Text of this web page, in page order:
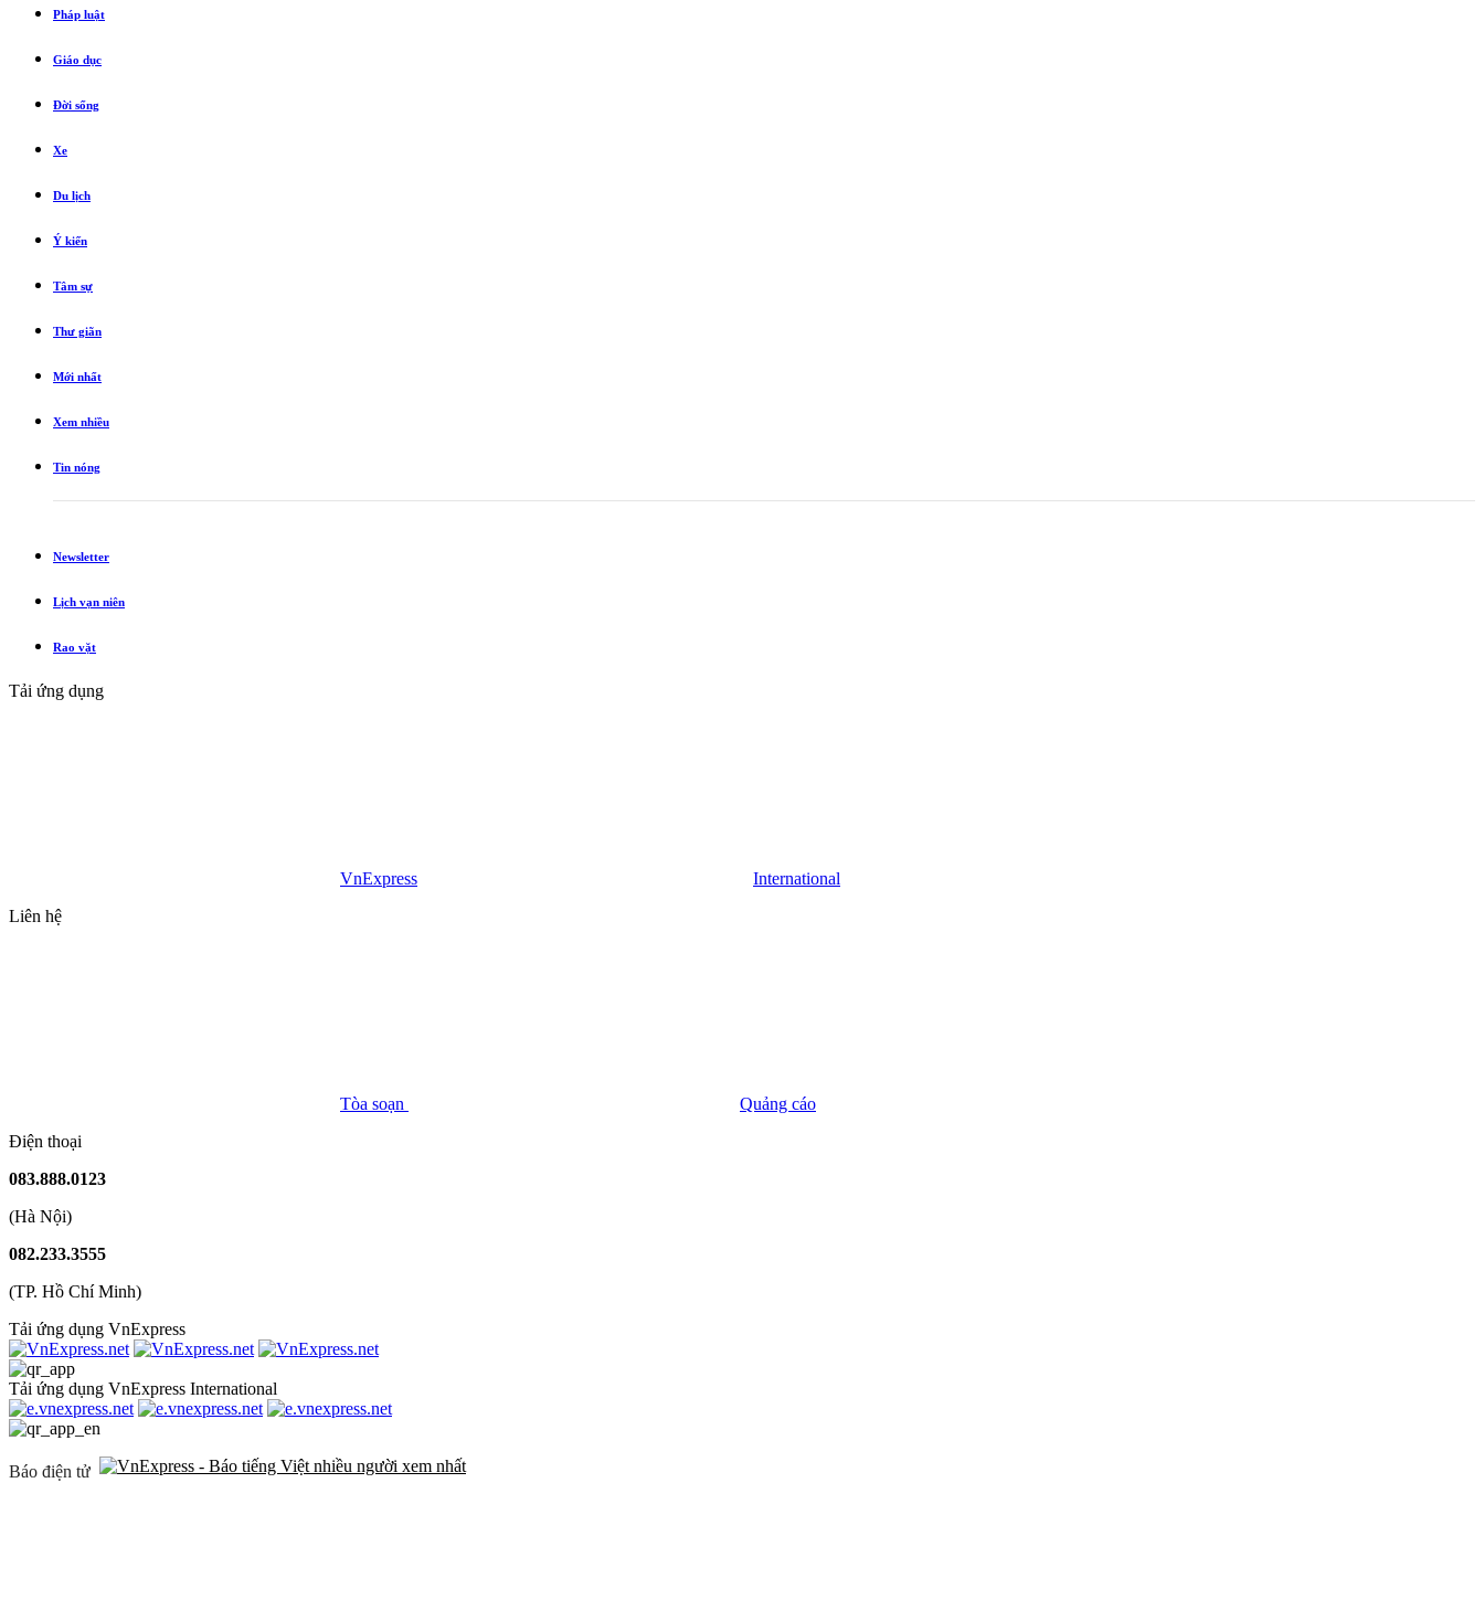
Pháp luật
Giáo dục
Đời sống
Xe
Du lịch
Ý kiến
Tâm sự
Thư giãn
Mới nhất
Xem nhiều
Tin nóng
Newsletter
Lịch vạn niên
Rao vặt
Tải ứng dụng
VnExpress
International
Liên hệ
Tòa soạn
Quảng cáo
Điện thoại
083.888.0123
(Hà Nội)
082.233.3555
(TP. Hồ Chí Minh)
Tải ứng dụng VnExpress
Tải ứng dụng VnExpress International
Báo điện tử